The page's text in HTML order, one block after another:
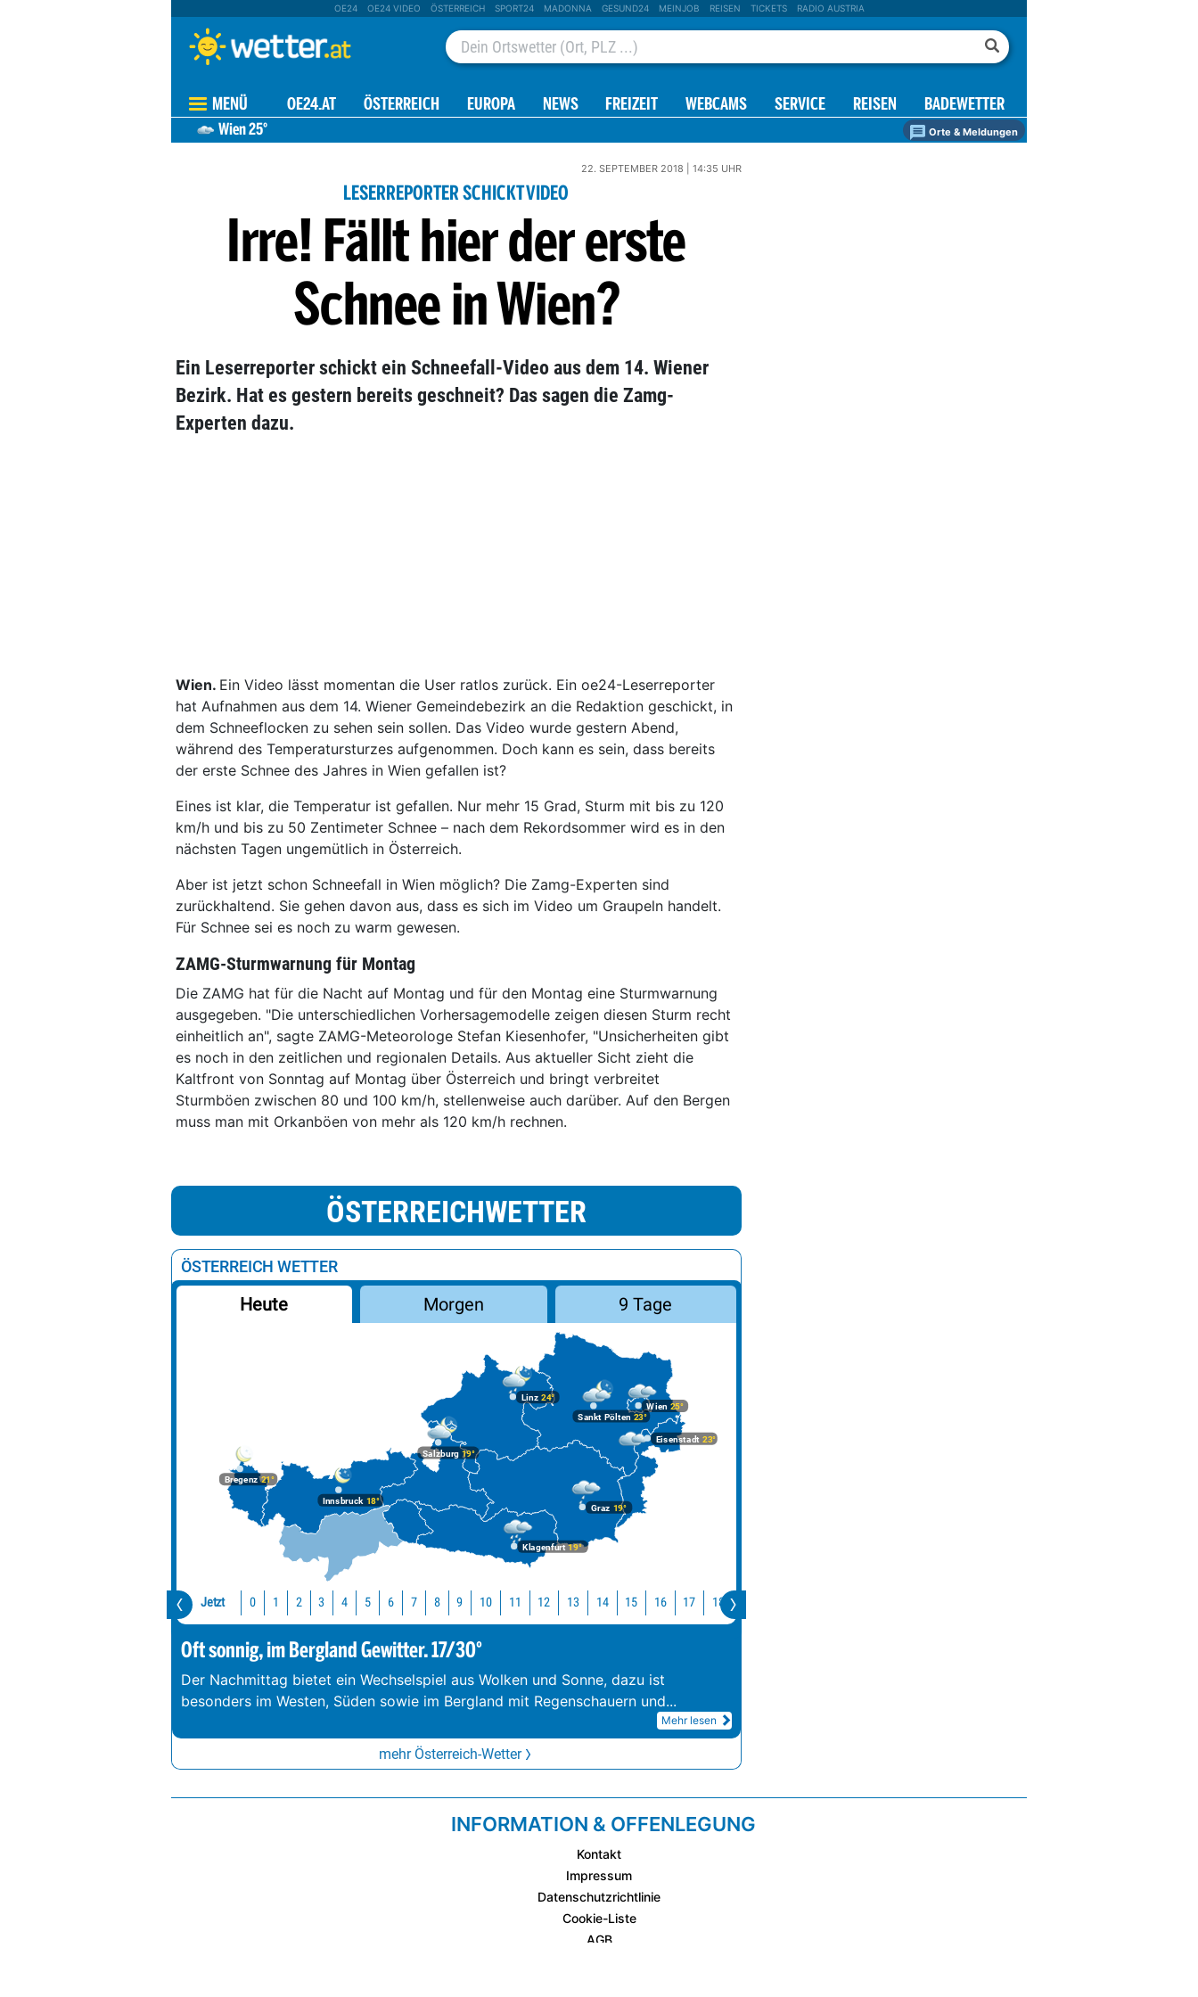
OE24 OE24 VIDEO ÖSTERREICH SPORT24 MADONNA GESUND24 MEINJOB REISEN TICKETS RADIO AUSTRIA
MENÜ OE24.AT ÖSTERREICH EUROPA NEWS FREIZEIT WEBCAMS SERVICE REISEN BADEWETTER
Wien25° Orte & Meldungen
22. SEPTEMBER 2018 | 14:35 UHR
LESERREPORTER SCHICKT VIDEO
Irre! Fällt hier der erste
Schnee in Wien?
Ein Leserreporter schickt ein Schneefall-Video aus dem 14. Wiener
Bezirk. Hat es gestern bereits geschneit? Das sagen die Zamg-
Experten dazu.
Wien. Ein Video lässt momentan die User ratlos zurück. Ein oe24-Leserreporter
hat Aufnahmen aus dem 14. Wiener Gemeindebezirk an die Redaktion geschickt, in
dem Schneeflocken zu sehen sein sollen. Das Video wurde gestern Abend,
während des Temperatursturzes aufgenommen. Doch kann es sein, dass bereits
der erste Schnee des Jahres in Wien gefallen ist?
Eines ist klar, die Temperatur ist gefallen. Nur mehr 15 Grad, Sturm mit bis zu 120
km/h und bis zu 50 Zentimeter Schnee – nach dem Rekordsommer wird es in den
nächsten Tagen ungemütlich in Österreich.
Aber ist jetzt schon Schneefall in Wien möglich? Die Zamg-Experten sind
zurückhaltend. Sie gehen davon aus, dass es sich im Video um Graupeln handelt.
Für Schnee sei es noch zu warm gewesen.
ZAMG-Sturmwarnung für Montag
Die ZAMG hat für die Nacht auf Montag und für den Montag eine Sturmwarnung
ausgegeben. "Die unterschiedlichen Vorhersagemodelle zeigen diesen Sturm recht
einheitlich an", sagte ZAMG-Meteorologe Stefan Kiesenhofer, "Unsicherheiten gibt
es noch in den zeitlichen und regionalen Details. Aus aktueller Sicht zieht die
Kaltfront von Sonntag auf Montag über Österreich und bringt verbreitet
Sturmböen zwischen 80 und 100 km/h, stellenweise auch darüber. Auf den Bergen
muss man mit Orkanböen von mehr als 120 km/h rechnen.
ÖSTERREICHWETTER
ÖSTERREICH WETTER
Heute Morgen 9 Tage
Bregenz21°
Graz 19°
Innsbruck18°
Klagenfurt19°
Linz 24°
Salzburg19°
Wien 25°
Eisenstadt 23°
Sankt Pölten 23°
Jetzt 0 1 2 3 4 5 6 7 8 9 10 11 12 13 14 15 16 17 18
Oft sonnig, im Bergland Gewitter. 17/30°
Der Nachmittag bietet ein Wechselspiel aus Wolken und Sonne, dazu ist
besonders im Westen, Süden sowie im Bergland mit Regenschauern und...
Mehr lesen
mehr Österreich-Wetter
INFORMATION & OFFENLEGUNG
Kontakt
Impressum
Datenschutzrichtlinie
Cookie-Liste
AGB